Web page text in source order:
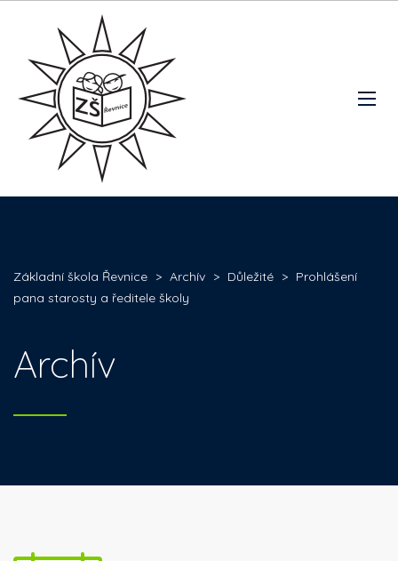
Základní škola Řevnice > Archív > Důležité > Prohlášení
pana starosty a ředitele školy
Archív